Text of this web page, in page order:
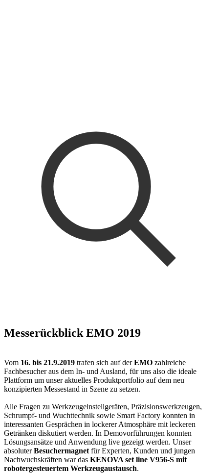
Messerückblick EMO 2019
Vom 16. bis 21.9.2019 trafen sich auf derEMO zahlreiche
Fachbesucher aus dem In- und Ausland, für uns also die ideale
Plattform um unser aktuelles Produktportfolio auf dem neu
konzipierten Messestand in Szene zu setzen.
Alle Fragen zu Werkzeugeinstellgeräten, Präzisionswerkzeugen,
Schrumpf- und Wuchttechnik sowie Smart Factory konnten in
interessanten Gesprächen in lockerer Atmosphäre mit leckeren
Getränken diskutiert werden. In Demovorführungen konnten
Lösungsansätze und Anwendung live gezeigt werden. Unser
absoluterBesuchermagnet für Experten, Kunden und jungen
Nachwuchskräften war das KENOVA set line V956-S mit
robotergesteuertem Werkzeugaustausch.